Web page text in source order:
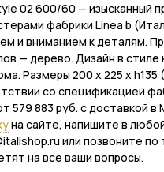
02 600/60 — изысканный
фабрики Linea b
и вниманием к деталям.
— дерево. Дизайн в
Размеры 200 x 225 x h135
со спецификацией
579 883 руб. с доставкой
на сайте, напишите в
или позвоните
на все ваши вопросы.